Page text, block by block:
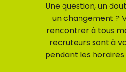
Une question, un
un changement ?
rencontrer à tous
recruteurs sont à
pendant les horaires